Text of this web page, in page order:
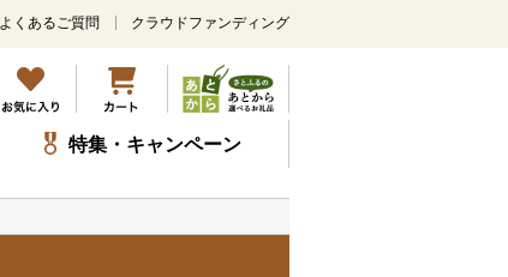
メ
ン
コ
ン
テ
ツ
よくあるご質問 クラウドファンディング
特集・キャンペーン